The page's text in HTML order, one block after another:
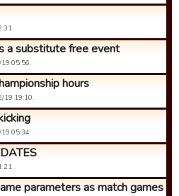
a substitute free event
05:56.
hours
19 19:10.
05:34.
parameters as match games